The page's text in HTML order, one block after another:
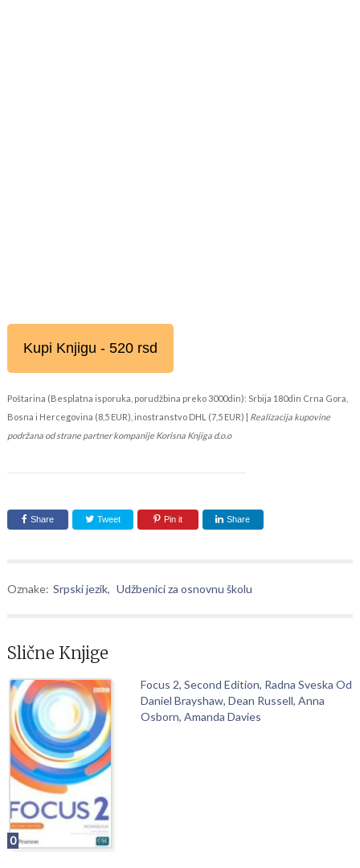
Kupi Knjigu - 520 rsd
Poštarina (Besplatna isporuka, porudžbina preko 3000din): Srbija 180din Crna Gora,
Bosna i Hercegovina (8,5 EUR), inostranstvo DHL (7,5 EUR) | Realizacija kupovine
podržana od strane partner kompanije Korisna Knjiga d.o.o
Share Tweet Pin it Share
Oznake: Srpski jezik, Udžbenici za osnovnu školu
Slične Knjige
0
Focus 2, Second Edition, Radna Sveska Od
Daniel Brayshaw, Dean Russell, Anna
Osborn, Amanda Davies